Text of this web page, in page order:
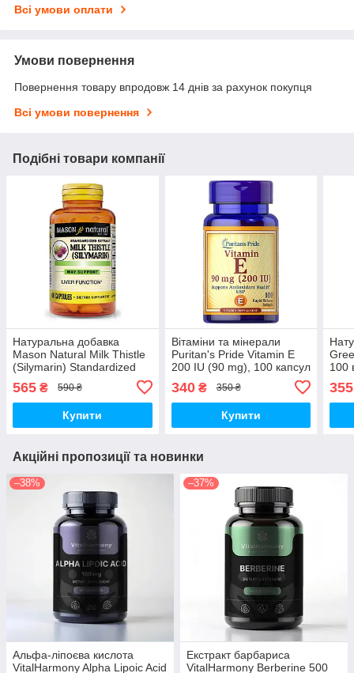
Всі умови оплати
Умови повернення
Повернення товару впродовж 14 днів за рахунок покупця
Всі умови повернення
Подібні товари компанії
Натуральна добавка
Mason Natural Milk Thistle
(Silymarin) Standardized
565 ₴ 590 ₴
Купити
Вітаміни та мінерали
Puritan's Pride Vitamin E
200 IU (90 mg), 100 капсул
340₴ 350 ₴
Купити
100
355
Акційні пропозиції та новинки
–38%
Альфа-ліпоєва кислота
VitalHarmony Alpha Lipoic Acid
–37%
Екстракт барбариса
VitalHarmony Berberine 500